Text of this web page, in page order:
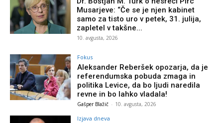
Musarjeve: “Če se je njen kabinet
samo za tisto uro v petek, 31. julija,
zapletel v takšne...
10. avgusta, 2026
Fokus
Aleksander Reberšek opozarja, da je
referendumska pobuda zmaga in
politika Levice, da bo ljudi naredila
revne in bo lahko vladala!
Gašper Blažič - 10. avgusta, 2026
Izjava dneva